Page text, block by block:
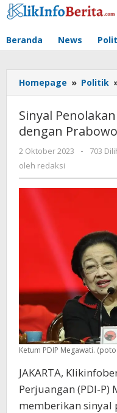
Lewati
ke
Beranda News
Homepage » Politik
Sinyal
dengan Prabowo
2 Oktober 2023
oleh
-
703
oleh redaksi
Ketum PDIP Megawati.
JAKARTA,
Perjuangan (PDI-
memberikan sinyal